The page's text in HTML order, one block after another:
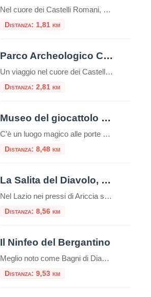
Nel cuore dei Castelli Romani, Monte Porzio Catone ospita il Museo del Vino, un luogo che celebra la tradizione vitivinicola del territorio. Inaugurato il 12 aprile 2024, il museo è situato nei locali dell’ex stazione ferroviaria, attiva dal 1916 al 1944, ora trasformata in uno spazio culturale che racconta la storia e l’identità enologica della […]
Distanza: 1,81 km
Parco Archeologico Culturale di Tuscolo
Un viaggio nel cuore dei Castelli Romani, tra storia, natura e panorami Il Parco Archeologico Culturale di Tuscolo si trova nel comune di Monte Porzio Catone, nel cuore dei Castelli Romani, a circa 25 km da Roma. La zona è facilmente raggiungibile in auto o con una combinazione di treno e navetta. Breve storia Tusculum […]
Distanza: 2,81 km
Museo del giocattolo di Zagarolo
C’è un luogo magico alle porte di Roma dove il tempo sembra essersi fermato, un posto dove i ricordi prendono forma e i sogni dell’infanzia sono conservati con cura. Stiamo parlando del Museo del Giocattolo di Zagarolo, uno scrigno di tesori che affascina non solo i bambini, ma anche e soprattutto gli adulti, trasportandoli in […]
Distanza: 8,48 km
La Salita del Diavolo, la strada antigravitazionale
Nel Lazio nei pressi di Ariccia sui Castelli Romani esiste una strada magica, la “Salita Stregata” o “Salita del Diavolo“: lungo una salita rettilinea, ogni cosa lasciata libera sul suolo, invece di scendere inizia a salire! La strada si trova precisamente al Km. 11,600 della Strada Statale 218, a pochi passi da Roma. Questo insolito […]
Distanza: 8,56 km
Il Ninfeo del Bergantino
Meglio noto come Bagni di Diana, il Ninfeo Bergantino si trova sulla riva occidentale del Lago Albano, circa a metà strada tra il Ninfeo Dorico e l'Emissario del lago. Seguendo la riva occidentale del lago di Albano, dopo circa due chilometri in senso a
Distanza: 9,53 km